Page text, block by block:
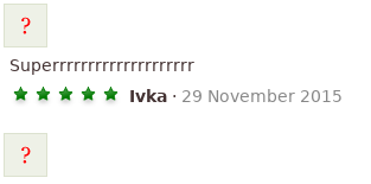
Superrrrrrrrrrrrrrrrrrrr
Ivka · 29 November 2015